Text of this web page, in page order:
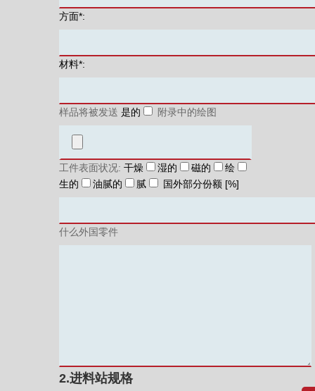
方面*:
材料*:
样品将被发送 是的 附录中的绘图
工件表面状况: 干燥 湿的 磁的
绘
生的
油腻的 腻 国外部分份额 [%]
什么外国零件
2.进料站规格